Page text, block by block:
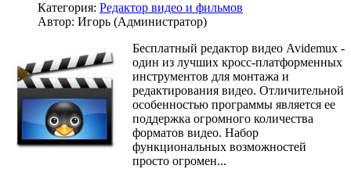
Категория: Редактор видео и фильмов
Автор: Игорь (Администратор)
Бесплатный редактор видео Avidemux -
один из лучших кросс-платформенных
инструментов для монтажа и
редактирования видео. Отличительной
особенностью программы является ее
поддержка огромного количества
форматов видео. Набор
функциональных возможностей
просто огромен...